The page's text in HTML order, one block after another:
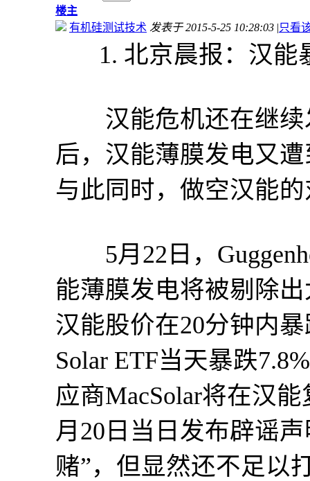
楼主
有机硅测试技术 发表于 2015-5-25 10:28:03 |只看
1. 北京晨报：汉能
汉能危机还在继续
后，汉能薄膜发电又
与此同时，做空汉能
5月22日，
能薄膜发电将被剔除
汉能股价在20分钟内暴
Solar ETF当天暴跌
应商MacSolar将在汉
月20日当日发布辟谣
赌”，但显然还不足以